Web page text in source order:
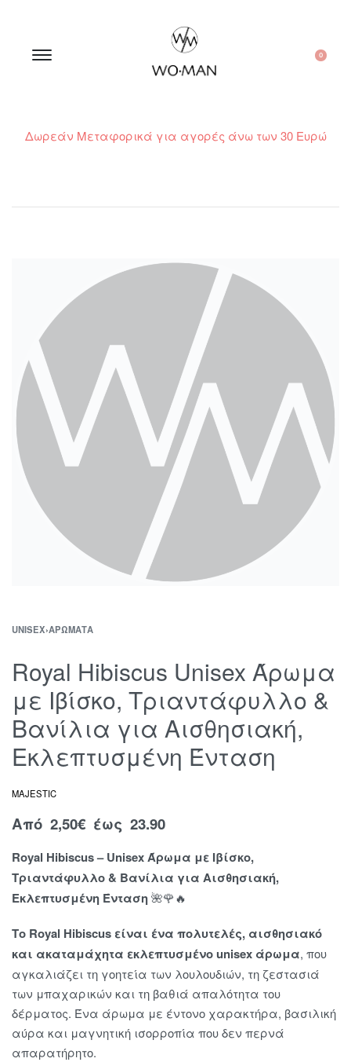
0
Δωρεάν Μεταφορικά για αγορές άνω των 30 Ευρώ
UNISEX›ΑΡΏΜΑΤΑ
Royal Hibiscus Unisex Άρωμα
με Ιβίσκο, Τριαντάφυλλο &
Βανίλια για Αισθησιακή,
Εκλεπτυσμένη Ένταση
MAJESTIC
Από 2,50€ έως 23.90
Royal Hibiscus – Unisex Άρωμα με Ιβίσκο,
Τριαντάφυλλο & Βανίλια για Αισθησιακή,
Εκλεπτυσμένη Ένταση🌺🌹🔥
Το Royal Hibiscus είναι ένα πολυτελές, αισθησιακό
και ακαταμάχητα εκλεπτυσμένο unisex άρωμα, που
αγκαλιάζει τη γοητεία των λουλουδιών, τη ζεστασιά
των μπαχαρικών και τη βαθιά απαλότητα του
δέρματος. Ένα άρωμα με έντονο χαρακτήρα, βασιλική
αύρα και μαγνητική ισορροπία που δεν περνά
απαρατήρητο.